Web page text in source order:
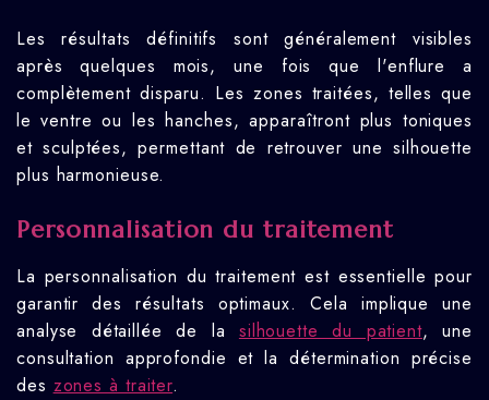
Les résultats définitifs sont généralement visibles
après quelques mois, une fois que l'enflure a
complètement disparu. Les zones traitées, telles que
le ventre ou les hanches, apparaîtront plus toniques
et sculptées, permettant de retrouver une silhouette
plus harmonieuse.
Personnalisation du traitement
La personnalisation du traitement est essentielle pour
garantir des résultats optimaux. Cela implique une
analyse détaillée de la silhouette du patient, une
consultation approfondie et la détermination précise
des zones à traiter.